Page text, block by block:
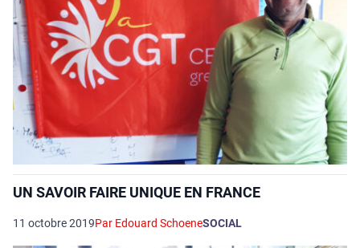
UN SAVOIR FAIRE UNIQUE EN FRANCE
11 octobre 2019Par Edouard SchoeneSOCIAL